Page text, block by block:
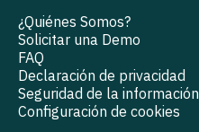
¿Quiénes Somos?
Solicitar una Demo
FAQ
Declaración de privacidad
Seguridad de la información
Configuración de cookies